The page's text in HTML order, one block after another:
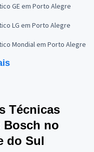
GE em Porto Alegre
LG em Porto Alegre
Mondial em Porto Alegre
Técnicas
Bosch no
do Sul